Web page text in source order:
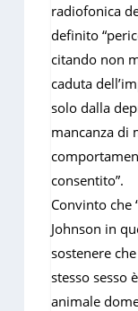
radiofonica
definito
citando non
caduta
solo dalla
mancanza di
consentito”.
Convinto che
Johnson in
sostenere
stesso sesso
animale